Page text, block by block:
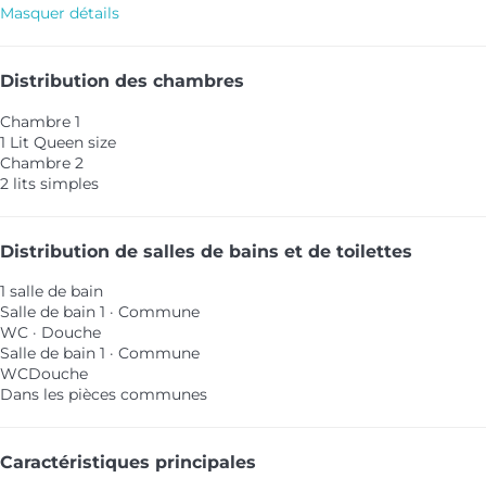
Masquer détails
Distribution des chambres
Chambre 1
1 Lit Queen size
Chambre 2
2 lits simples
Distribution de salles de bains et de toilettes
1 salle de bain
Salle de bain 1 · Commune
WC · Douche
Salle de bain 1 · Commune
WCDouche
Dans les pièces communes
Caractéristiques principales